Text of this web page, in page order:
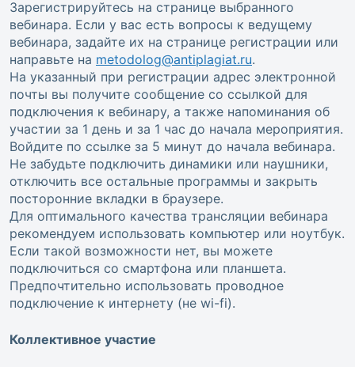
Зарегистрируйтесь на странице выбранного
вебинара. Если у вас есть вопросы к ведущему
вебинара, задайте их на странице регистрации или
направьте на metodolog@antiplagiat.ru.
На указанный при регистрации адрес электронной
почты вы получите сообщение со ссылкой для
подключения к вебинару, а также напоминания об
участии за 1 день и за 1 час до начала мероприятия.
Войдите по ссылке за 5 минут до начала вебинара.
Не забудьте подключить динамики или наушники,
отключить все остальные программы и закрыть
посторонние вкладки в браузере.
Для оптимального качества трансляции вебинара
рекомендуем использовать компьютер или ноутбук.
Если такой возможности нет, вы можете
подключиться со смартфона или планшета.
Предпочтительно использовать проводное
подключение к интернету (не wi-fi).
Коллективное участие